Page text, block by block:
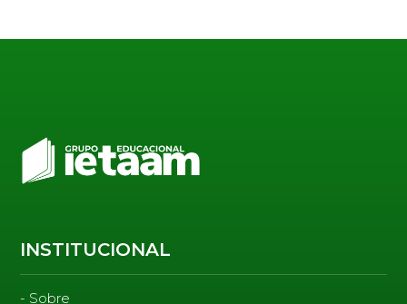
INSTITUCIONAL
Sobre